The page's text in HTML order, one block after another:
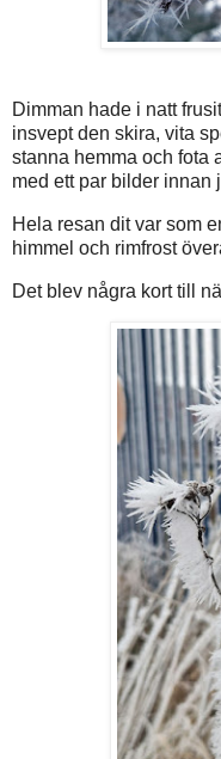
Dimman hade i natt
insvept den skira, vita
stanna hemma och fota
med ett par bilder innan
Hela resan dit var som
himmel och rimfrost
Det blev några kort till